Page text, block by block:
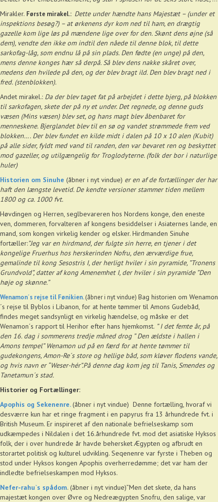
Mirakler. Første mirakel.: Dette under hændte hans Majestæt – (under et
inspektions besøg?) – at ørkenens dyr kom ned til ham, en drægtig
gazelle kom lige løs på mændene lige over for den. Skønt dens øjne (så
dem), vendte den ikke om indtil den nåede til denne blok, til dette
sarkofag-låg, som endnu lå på sin plads. Den fødte (en unge) på den,
mens denne konges hær så derpå. Så blev dens nakke skåret over,
medens den hvilede på den, og der blev bragt ild. Den blev bragt ned i
fred. (stenblokken).
Andet mirakel.: Da der blev taget fat på arbejdet i dette bjerg, på blokken
til sarkofagen, skete der på ny et under. Det regnede, og denne guds
væsen (Mins væsen) blev set, og hans magt blev åbenbaret for
menneskene. Bjerglandet blev til en sø og vandet strømmede frem ved
blokken…. Der blev fundet en kilde midt i dalen på 10 x 10 alen (Kubit)
på alle sider, fyldt med vand til randen, den var bevaret ren og beskyttet
mod gazeller, og utilgængelig for Troglodyterne. (folk der bor i naturlige
huler)
Historien om Sinuhe (åbner i nyt vindue) er en af de fortællinger der har
haft den længste levetid. De kendte versioner stammer tiden mellem
1800 og ca. 1000 fvt.
Høvdingen og Herren, seglbevareren hos Nordens konge, den eneste
ven, dommeren, forvalteren af kongens besiddelser i Asiaternes lande, en
mand, som kongen virkelig kender og elsker. Hirdmanden Sinuhe
fortæller:”Jeg var en hirdmand, der fulgte sin herre, en tjener i det
kongelige Fruerhus hos herskerinden Nofru, den ærværdige frue,
gemalinde til kong Sesostris I, der herligt hviler i sin pyramide, ”Tronens
Grundvold”, datter af kong Amenemhet I, der hviler i sin pyramide ”Den
høje og skønne.”
Wenamon´s rejse til Fønikien.(åbner i nyt vindue) Bag historien om Wenamon
´s rejse til Byblos i Libanon, for at hente tømmer til Amons Gudebåd,
findes meget sandsynligt en virkelig hændelse, og måske er det
Wenamon´s rapport til Herihor efter hans hjemkomst. ” I det femte år, på
den 16. dag i sommerens tredje måned drog ” Den ældste i hallen i
Amons tempel” Wenamon ud på en færd for at hente tømmer til
gudekongens, Amon-Re´s store og hellige båd, som kløver flodens vande,
og hvis navn er “Weser-hér”.På denne dag kom jeg til Tanis, Smendes og
Tanetamun´s stad.
Historier og Fortællinger:
Apophis og Sekenenre.(åbner i nyt vindue) Denne fortælling, hvoraf vi
desværre kun har et ringe fragment i en papyrus fra 13 århundrede fvt. i
British Museum. Er inspireret af den nationale befrielseskamp som
udkæmpedes i Nildalen i det 16.århundrede fvt. mod det asiatiske Hyksos
folk, der i over hundrede år havde behersket Ægypten og afbrudt en
storartet politisk og kulturel udvikling. Seqenenre var fyrste i Theben og
stod under Hyksos kongen Apophis overherredømme; det var ham der
indledte befrielseskampen mod Hyksos.
Nefer-rahu`s spådom. (åbner i nyt vindue)”Men det skete, da hans
majestæt kongen over Øvre og Nedreægypten Snofru, den salige, var